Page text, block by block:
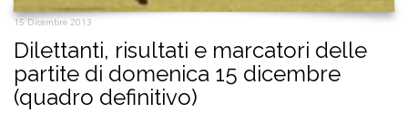
15 Dicembre 2013
Dilettanti, risultati e marcatori delle
partite di domenica 15 dicembre
(quadro definitivo)